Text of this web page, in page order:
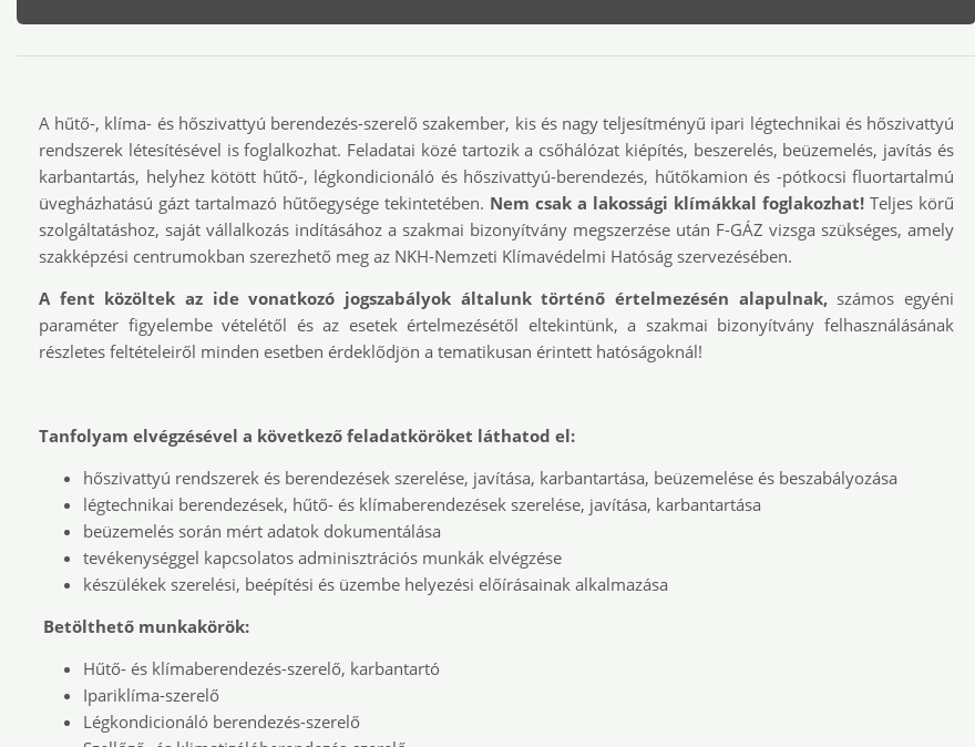
A hűtő-, klíma- és hőszivattyú berendezés-szerelő szakember, kis és nagy teljesítményű ipari légtechnikai és hőszivattyú
rendszerek létesítésével is foglalkozhat. Feladatai közé tartozik a csőhálózat kiépítés, beszerelés, beüzemelés, javítás és
karbantartás, helyhez kötött hűtő-, légkondicionáló és hőszivattyú-berendezés, hűtőkamion és -pótkocsi fluortartalmú
üvegházhatású gázt tartalmazó hűtőegysége tekintetében. Nem csak a lakossági klímákkal foglakozhat! Teljes körű
szolgáltatáshoz, saját vállalkozás indításához a szakmai bizonyítvány megszerzése után F-GÁZ vizsga szükséges, amely
szakképzési centrumokban szerezhető meg az NKH-Nemzeti Klímavédelmi Hatóság szervezésében.
A fent közöltek az ide vonatkozó jogszabályok általunk történő értelmezésén alapulnak,számos egyéni
paraméter figyelembe vételétől és az esetek értelmezésétől eltekintünk, a szakmai bizonyítvány felhasználásának
részletes feltételeiről minden esetben érdeklődjön a tematikusan érintett hatóságoknál!
Tanfolyam elvégzésével a következő feladatköröket láthatod el:
hőszivattyú rendszerek és berendezések szerelése, javítása, karbantartása, beüzemelése és beszabályozása
légtechnikai berendezések, hűtő- és klímaberendezések szerelése, javítása, karbantartása
beüzemelés során mért adatok dokumentálása
tevékenységgel kapcsolatos adminisztrációs munkák elvégzése
készülékek szerelési, beépítési és üzembe helyezési előírásainak alkalmazása
Betölthető munkakörök:
Hűtő- és klímaberendezés-szerelő, karbantartó
Ipariklíma-szerelő
Légkondicionáló berendezés-szerelő